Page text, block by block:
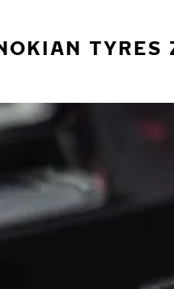
TYRES